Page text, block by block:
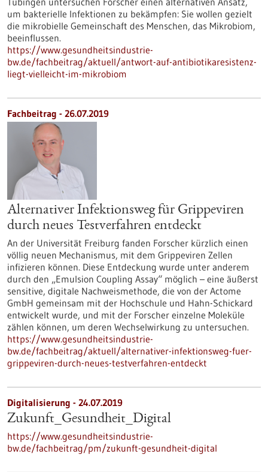
um bakterielle Infektionen zu bekämpfen: Sie wollen gezielt
die mikrobielle Gemeinschaft des Menschen, das Mikrobiom,
beeinflussen.
https://www.gesundheitsindustrie-
bw.de/fachbeitrag/aktuell/antwort-auf-antibiotikaresistenz-
liegt-vielleicht-im-mikrobiom
Fachbeitrag - 26.07.2019
Alternativer Infektionsweg für Grippeviren
durch neues Testverfahren entdeckt
An der Universität Freiburg fanden Forscher kürzlich einen
völlig neuen Mechanismus, mit dem Grippeviren Zellen
infizieren können. Diese Entdeckung wurde unter anderem
durch den „Emulsion Coupling Assay“ möglich – eine äußerst
sensitive, digitale Nachweismethode, die von der Actome
GmbH gemeinsam mit der Hochschule und Hahn-Schickard
entwickelt wurde, und mit der Forscher einzelne Moleküle
zählen können, um deren Wechselwirkung zu untersuchen.
https://www.gesundheitsindustrie-
bw.de/fachbeitrag/aktuell/alternativer-infektionsweg-fuer-
grippeviren-durch-neues-testverfahren-entdeckt
Digitalisierung - 24.07.2019
Zukunft_Gesundheit_Digital
https://www.gesundheitsindustrie-
bw.de/fachbeitrag/pm/zukunft-gesundheit-digital